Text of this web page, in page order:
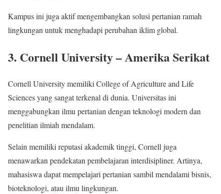
Kampus ini juga aktif mengembangkan solusi pertanian ramah
lingkungan untuk menghadapi perubahan iklim global.
3. Cornell University – Amerika Serikat
Cornell University memiliki College of Agriculture and Life
Sciences yang sangat terkenal di dunia. Universitas ini
menggabungkan ilmu pertanian dengan teknologi modern dan
penelitian ilmiah mendalam.
Selain memiliki reputasi akademik tinggi, Cornell juga
menawarkan pendekatan pembelajaran interdisipliner. Artinya,
mahasiswa dapat mempelajari pertanian sambil mendalami bisnis,
bioteknologi, atau ilmu lingkungan.